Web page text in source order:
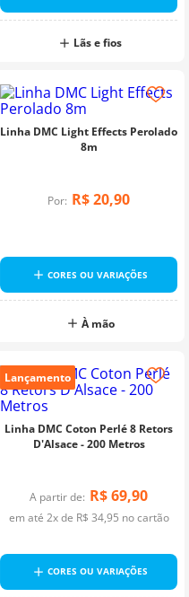
Lãs e fios
Linha DMC Light Effects Perolado
8m
Por: R$20,90
CORES OU VARIAÇÕES
À mão
Lançamento
Linha DMC Coton Perlé 8 Retors
D'Alsace - 200 Metros
A partir de: R$69,90
em até 2x de R$ 34,95 no cartão
CORES OU VARIAÇÕES